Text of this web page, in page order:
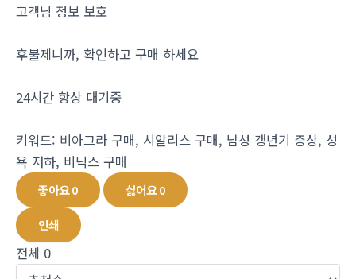
고객님 정보 보호
후불제니까, 확인하고 구매 하세요
24시간 항상 대기중
키워드: 비아그라 구매, 시알리스 구매, 남성 갱년기 증상, 성
욕 저하, 비닉스 구매
좋아요0 싫어요0
인쇄
전체 0